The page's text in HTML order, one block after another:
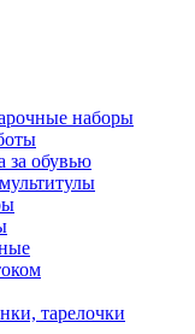
наборы
за обувью
тарелочки